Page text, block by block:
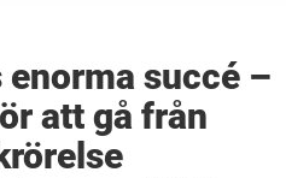
succé –
att gå från